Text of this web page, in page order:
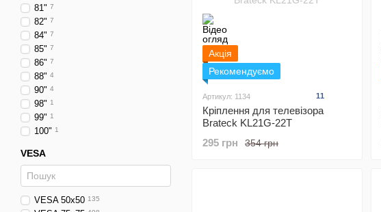
Акція
Рекомендуємо
Артикул: 1134 11
Кріплення для телевізора
Brateck KL21G-22T
354 грн
295 грн
81" 7
82" 7
84" 7
85" 7
86" 7
88" 4
90" 4
98" 1
99" 1
100" 1
VESA
VESA 50x50 135